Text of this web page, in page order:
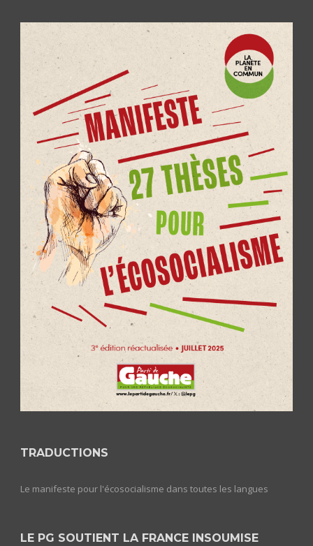
TRADUCTIONS
Le manifeste pour l'écosocialisme dans toutes les langues
LE PG SOUTIENT LA FRANCE INSOUMISE